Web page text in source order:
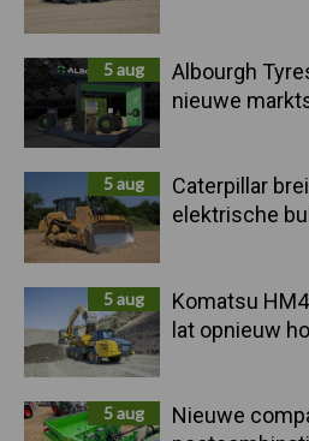
5 aug
Albourgh
nieuwe
5 aug
Caterpillar
elektrische
5 aug
Komatsu
lat opnieuw
5 aug
Nieuwe